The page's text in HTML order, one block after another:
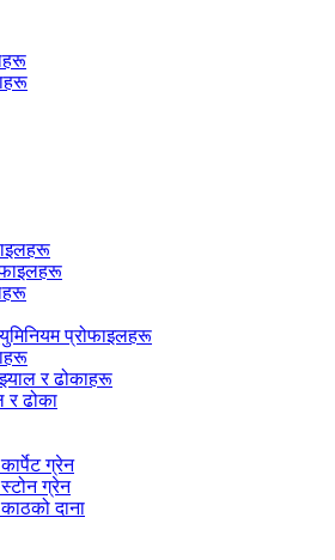
प्रोफाइलहरू
र ढोकाहरू
र ढोका
ग्रेन
ग्रेन
दाना